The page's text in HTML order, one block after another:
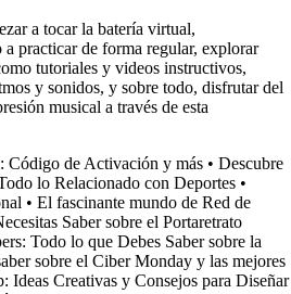
a tocar la batería virtual,
practicar de forma regular, explorar
tutoriales y videos instructivos,
y sonidos, y sobre todo, disfrutar del
musical a través de esta
de Activación y más • Descubre
lo Relacionado con Deportes •
• El fascinante mundo de Red de
Saber sobre el Portaretrato
Todo lo que Debes Saber sobre la
sobre el Ciber Monday y las mejores
Ideas Creativas y Consejos para Diseñar